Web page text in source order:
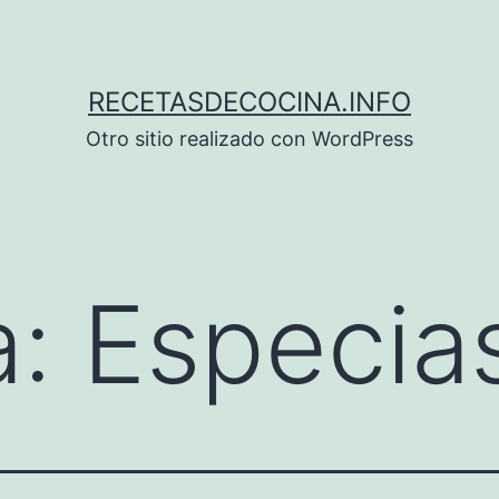
RECETASDECOCINA.INFO
Otro sitio realizado con WordPress